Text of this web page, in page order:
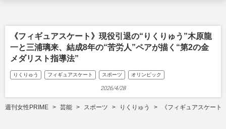
《フィギュアスケート》現役引退の“りくりゅう”木原龍
一と三浦璃来、結成8年の“苦労人”ペアが描く“第2の金
メダリスト指導法”
りくりゅう フィギュアスケート スポーツ オリンピック
2026/4/28
週刊女性PRIME 芸能 スポーツ りくりゅう 《フィギュアスケート